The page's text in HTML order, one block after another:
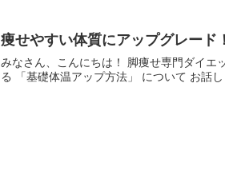
痩せやすい体質にアップグレード
みなさん、こんにちは！ 脚痩せ専門ダイエ
る 「基礎体温アップ方法」 について お話